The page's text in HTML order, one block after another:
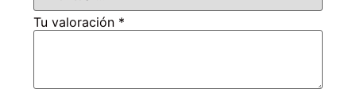
Tu valoración *